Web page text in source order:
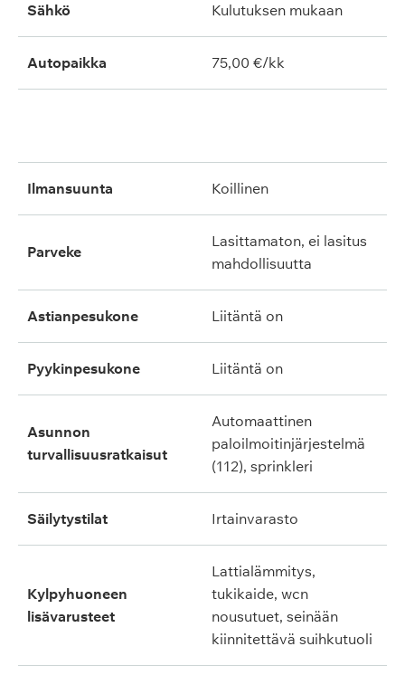
Sähkö Kulutuksen mukaan
Autopaikka 75,00 €/kk
ilmansuunta koillinen
parveke
lasittamaton, ei lasitus
mahdollisuutta
astianpesukone liitäntä on
pyykinpesukone liitäntä on
asunnon
turvallisuusratkaisut
automaattinen
paloilmoitinjärjestelmä
(112), sprinkleri
säilytystilat irtainvarasto
kylpyhuoneen
lisävarusteet
lattialämmitys,
tukikaide, wcn
nousutuet, seinään
kiinnitettävä suihkutuoli